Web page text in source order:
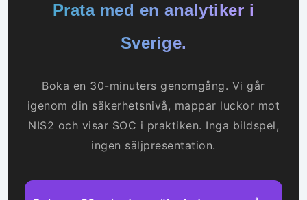
Prata med en analytiker i
Sverige.
Boka en 30-minuters genomgång. Vi går
igenom din säkerhetsnivå, mappar luckor mot
NIS2 och visar SOC i praktiken. Inga bildspel,
ingen säljpresentation.